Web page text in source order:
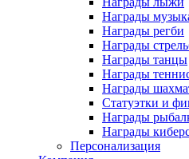
Награды
Награды регби
Награды
Награды танцы
Награды
Награды
Статуэтки и
Награды
Награды
Персонализация